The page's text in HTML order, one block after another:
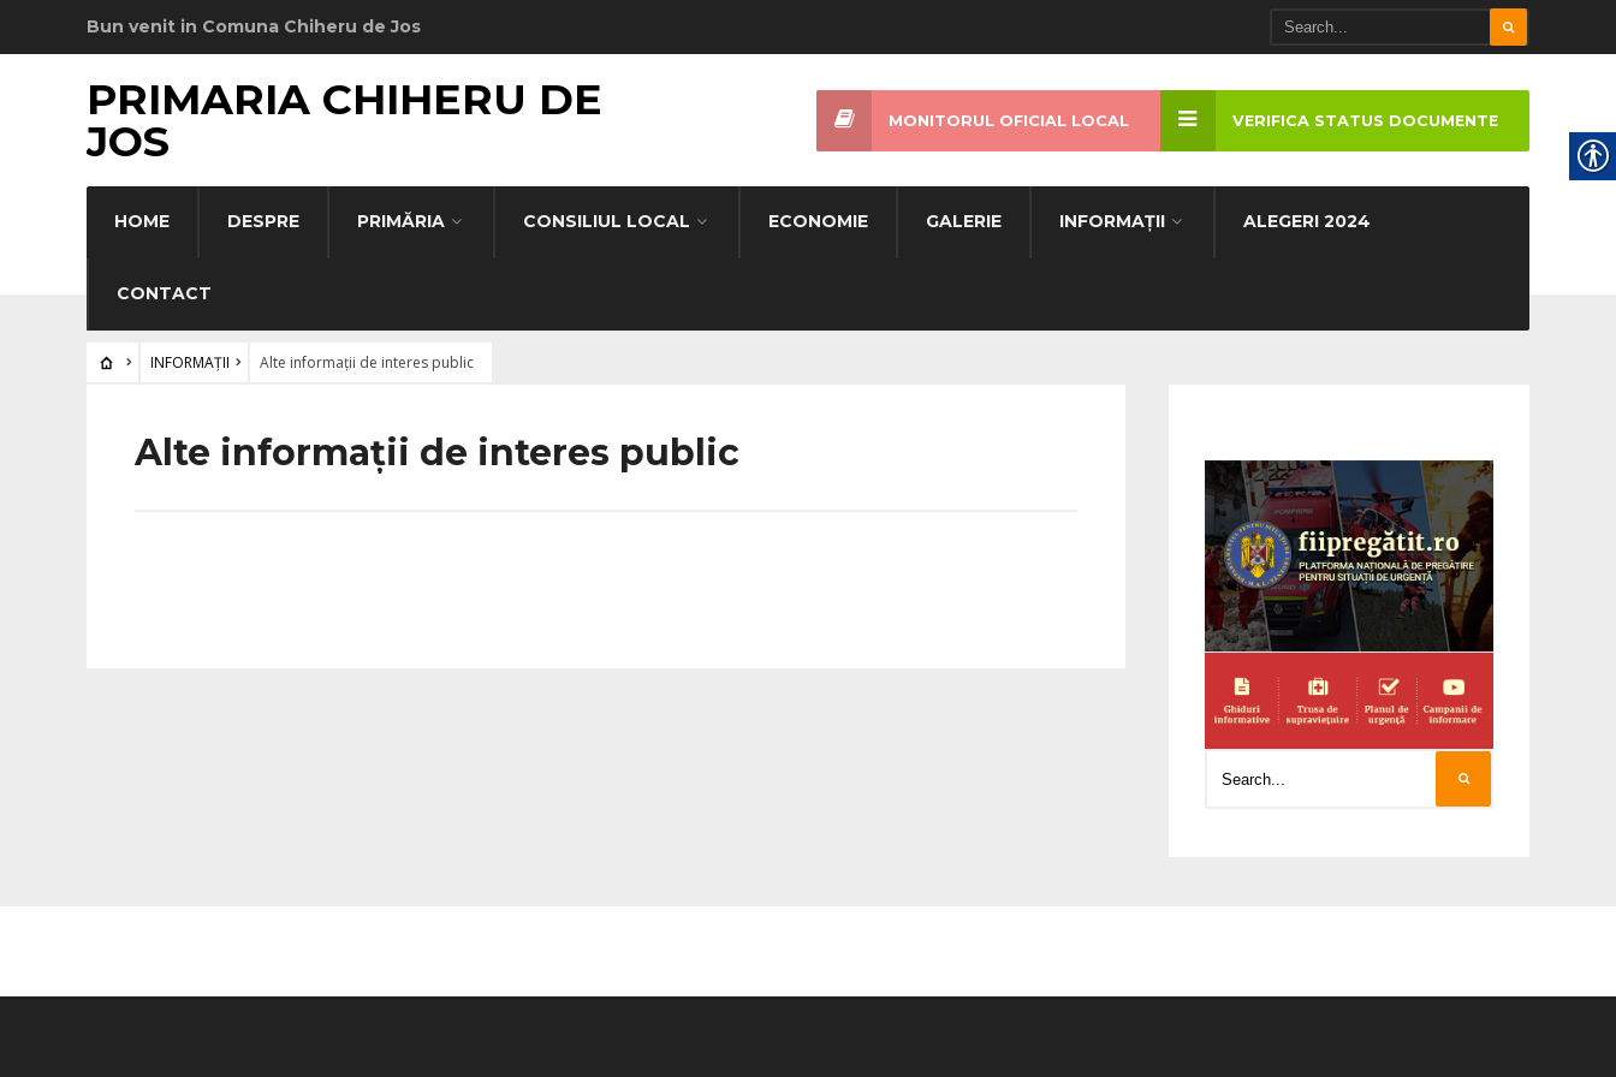
Bun venit in Comuna Chiheru de Jos
PRIMARIA CHIHERU DE
JOS
HOME DESPRE PRIMĂRIA CONSILIUL LOCAL ECONOMIE GALERIE INFORMAȚII ALEGERI 2024
CONTACT
MONITORUL OFICIAL LOCAL VERIFICA STATUS DOCUMENTE
INFORMAȚII Alte informații de interes public
Alte informații de interes public